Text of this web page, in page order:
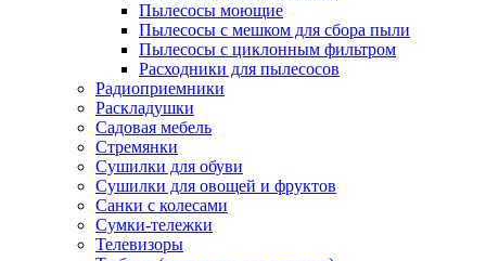
Пылесосы моющие
Пылесосы с мешком для сбора пыли
Пылесосы с циклонным фильтром
Расходники для пылесосов
Радиоприемники
Раскладушки
Садовая мебель
Стремянки
Сушилки для обуви
Сушилки для овощей и фруктов
Санки с колесами
Сумки-тележки
Телевизоры